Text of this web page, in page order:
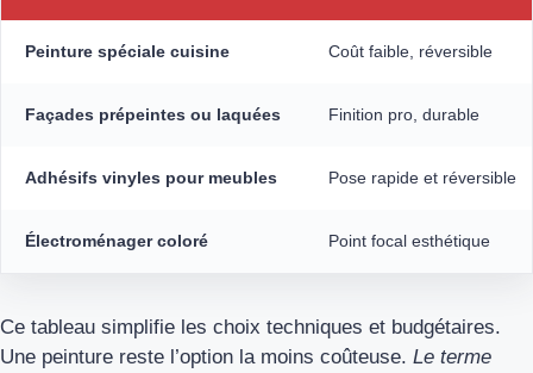
Peinture spéciale cuisine Coût faible, réversible
Façades prépeintes ou laquées Finition pro, durable
Adhésifs vinyles pour meubles Pose rapide et réversible
Électroménager coloré Point focal esthétique
Ce tableau simplifie les choix techniques et budgétaires.
Une peinture reste l’option la moins coûteuse. Le terme